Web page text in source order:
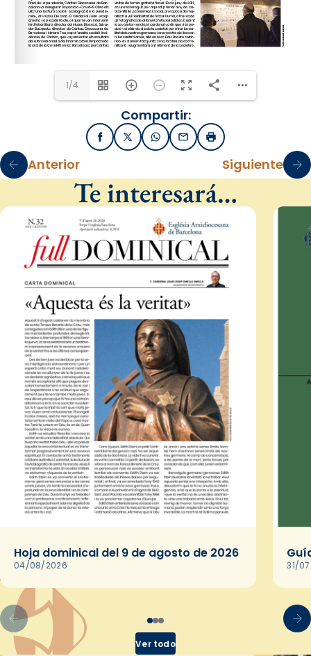
1/4
Compartir:
FacebookX / TwitterWhatsApp
EmailImprimir
Anterior Siguiente
Te interesará…
Hoja dominical del 9 de agosto de 2026
04/08/2026 31/
Ver todo